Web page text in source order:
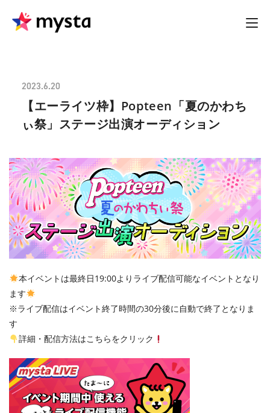
2023.6.20
【エーライツ枠】Popteen「夏のかわち
ぃ祭」ステージ出演オーディション
本イベントは最終日19:00よりライブ配信可能なイベントとなり
ます
※ライブ配信はイベント終了時間の30分後に自動で終了となりま
す
詳細・配信方法はこちらをクリック